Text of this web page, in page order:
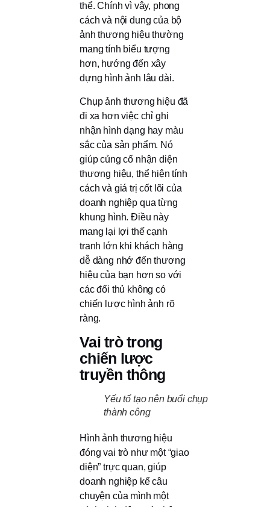
thể. Chính vì vậy, phong
cách và nội dung của bộ
ảnh thương hiệu thường
mang tính biểu tượng
hơn, hướng đến xây
dựng hình ảnh lâu dài.
Chụp ảnh thương hiệu đã
đi xa hơn việc chỉ ghi
nhận hình dạng hay màu
sắc của sản phẩm. Nó
giúp củng cố nhận diện
thương hiệu, thể hiện tính
cách và giá trị cốt lõi của
doanh nghiệp qua từng
khung hình. Điều này
mang lại lợi thế cạnh
tranh lớn khi khách hàng
dễ dàng nhớ đến thương
hiệu của bạn hơn so với
các đối thủ không có
chiến lược hình ảnh rõ
ràng.
Vai trò trong
chiến lược
truyền thông
Yếu tố tạo nên buổi chụp
thành công
Hình ảnh thương hiệu
đóng vai trò như một “giao
diện” trực quan, giúp
doanh nghiệp kể câu
chuyện của mình một